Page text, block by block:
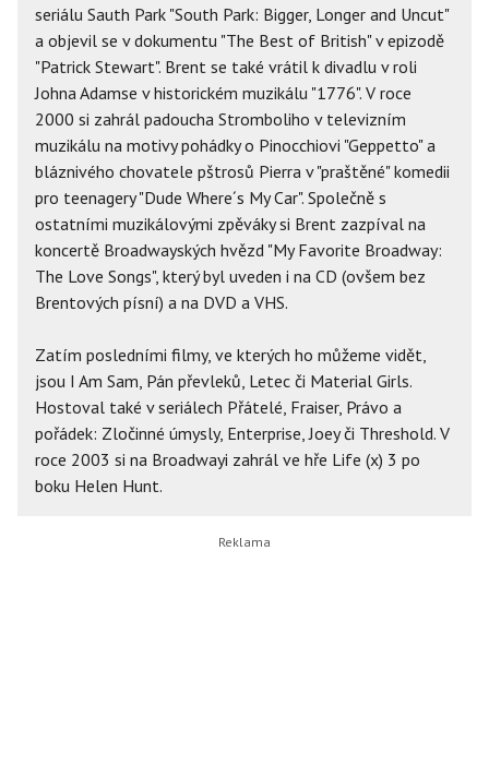
seriálu Sauth Park "South Park: Bigger, Longer and Uncut"
a objevil se v dokumentu "The Best of British" v epizodě
"Patrick Stewart". Brent se také vrátil k divadlu v roli
Johna Adamse v historickém muzikálu "1776". V roce
2000 si zahrál padoucha Stromboliho v televizním
muzikálu na motivy pohádky o Pinocchiovi "Geppetto" a
bláznivého chovatele pštrosů Pierra v "praštěné" komedii
pro teenagery "Dude Where´s My Car". Společně s
ostatními muzikálovými zpěváky si Brent zazpíval na
koncertě Broadwayských hvězd "My Favorite Broadway:
The Love Songs", který byl uveden i na CD (ovšem bez
Brentových písní) a na DVD a VHS.
Zatím posledními filmy, ve kterých ho můžeme vidět,
jsou I Am Sam, Pán převleků, Letec či Material Girls.
Hostoval také v seriálech Přátelé, Fraiser, Právo a
pořádek: Zločinné úmysly, Enterprise, Joey či Threshold. V
roce 2003 si na Broadwayi zahrál ve hře Life (x) 3 po
boku Helen Hunt.